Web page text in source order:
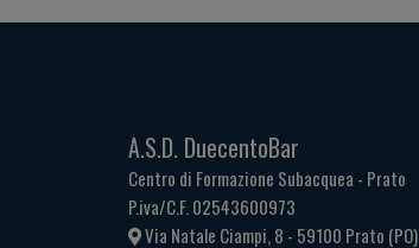
A.S.D. DuecentoBar
Centro di Formazione Subacquea - Prato
P.iva/C.F. 02543600973
Via Natale Ciampi, 8 - 59100 Prato (PO)